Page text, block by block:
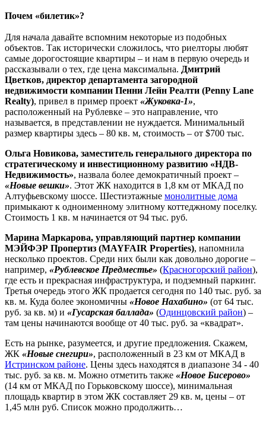
Почем «билетик»?
Для начала давайте вспомним некоторые из подобных
объектов. Так исторически сложилось, что риелторы любят
самые дорогостоящие квартиры – и нам в первую очередь и
рассказывали о тех, где цена максимальна. Дмитрий
Цветков, директор департамента загородной
недвижимости компании Пенни Лейн Реалти (Penny Lane
Realty), привел в пример проект «Жуковка-1»,
расположенный на Рублевке – это направление, что
называется, в представлении не нуждается. Минимальный
размер квартиры здесь – 80 кв. м, стоимость – от $700 тыс.
Ольга Новикова, заместитель генерального директора по
стратегическому и инвестиционному развитию «НДВ-
Недвижимость», назвала более демократичный проект –
«Новые вешки». Этот ЖК находится в 1,8 км от МКАД по
Алтуфьевскому шоссе. Шестиэтажные монолитные дома
примыкают к одноименному элитному коттеджному поселку.
Стоимость 1 кв. м начинается от 94 тыс. руб.
Марина Маркарова, управляющий партнер компании
МЭЙФЭР Пропертиз (MAYFAIR Properties), напомнила
несколько проектов. Среди них были как довольно дорогие –
например, «Рублевское Предместье» (Красногорский район),
где есть и прекрасная инфраструктура, и подземный паркинг.
Третья очередь этого ЖК продается сегодня по 140 тыс. руб. за
кв. м. Куда более экономичны «Новое Нахабино» (от 64 тыс.
руб. за кв. м) и «Гусарская баллада» (Одинцовский район) –
там цены начинаются вообще от 40 тыс. руб. за «квадрат».
Есть на рынке, разумеется, и другие предложения. Скажем,
ЖК «Новые снегири», расположенный в 23 км от МКАД в
Истринском районе. Цены здесь находятся в диапазоне 34 - 40
тыс. руб. за кв. м. Можно отметить также «Новое Бисерово»
(14 км от МКАД по Горьковскому шоссе), минимальная
площадь квартир в этом ЖК составляет 29 кв. м, цены – от
1,45 млн руб. Список можно продолжить…